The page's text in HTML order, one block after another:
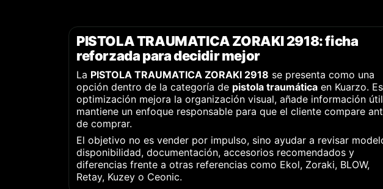
PISTOLA TRAUMATICA ZORAKI 2918: ficha
reforzada para decidir mejor
La PISTOLA TRAUMATICA ZORAKI 2918 se presenta como una
opción dentro de la categoría de pistola traumática en Kuarzo.
optimización mejora la organización visual, añade información
mantiene un enfoque responsable para que el cliente compare
de comprar.
El objetivo no es vender por impulso, sino ayudar a revisar
disponibilidad, documentación, accesorios recomendados y
diferencias frente a otras referencias como Ekol, Zoraki, BLOW,
Retay, Kuzey o Ceonic.